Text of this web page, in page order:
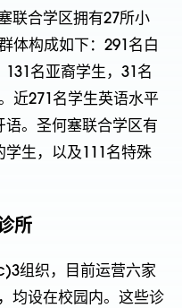
联合学区拥有27所小
体构成如下：291名白
名亚裔学生，31名
近271名学生英语水平
。圣何塞联合学区有
学生，以及111名特殊
所
组织，目前运营六家
均设在校园内。这些诊